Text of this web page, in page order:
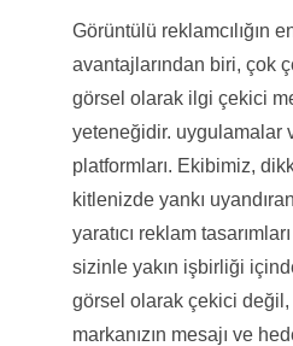
Görüntülü reklamcılığın
avantajlarından biri, çok
görsel olarak ilgi çekici
yeteneğidir. uygulamalar
platformları. Ekibimiz,
kitlenizde yankı
yaratıcı reklam
sizinle yakın işbirliği
görsel olarak çekici değil,
markanızın mesajı ve